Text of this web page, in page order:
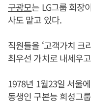
구광모는 LG그룹 회장
사도 맡고 있다.
직원들을 ‘고객가치 크
최우선 가치로 내세우
1978년 1월23일 서울
동생인 구본능 희성그